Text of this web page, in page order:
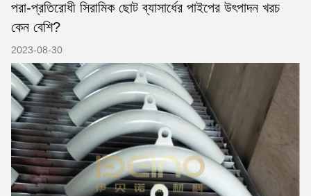
পরা-প্রতিরোধী সিরামিক ছোট ব্যাসার্ধের পাইপের উৎপাদন খরচ
কেন বেশি?
2023-08-30